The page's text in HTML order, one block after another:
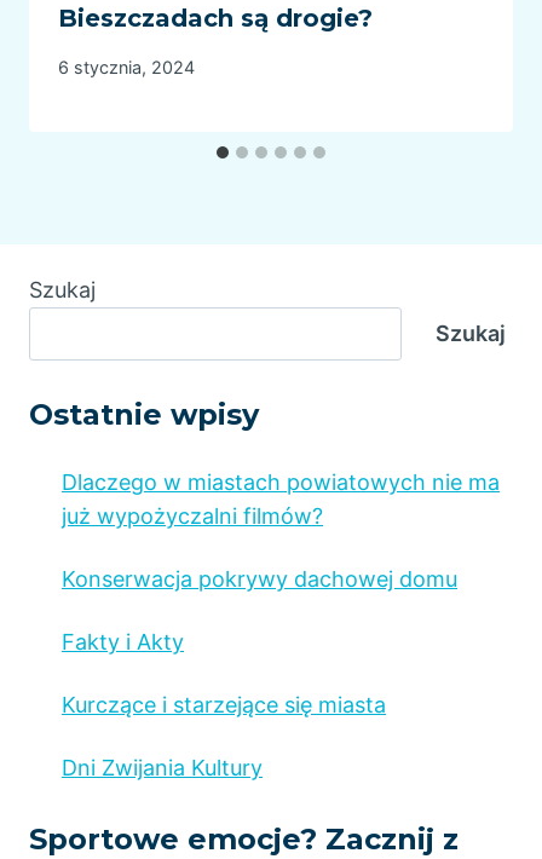
Bieszczadach są drogie?
6 stycznia, 2024
Szukaj
Szukaj
Ostatnie wpisy
Dlaczego w miastach powiatowych nie ma
już wypożyczalni filmów?
Konserwacja pokrywy dachowej domu
Fakty i Akty
Kurczące i starzejące się miasta
Dni Zwijania Kultury
Sportowe emocje? Zacznij z